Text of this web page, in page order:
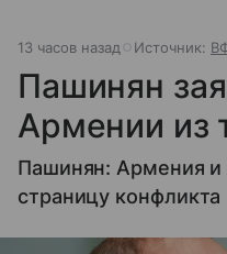
13 часов назад Источник:
Пашинян
Армении из
Пашинян: Армения
страницу конфликта